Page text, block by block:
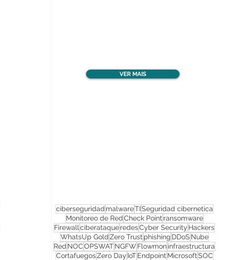
ciberseguridad malwareTISeguridad cibernetica
Monitoreo de RedCheck Point ransomware
Firewall ciberataqueredesCyber Security Hackers
WhatsUp GoldZero Trust phishing DDoS Nube
Red NOCOPSWATNGFWFlowmoninfraestructura
CortafuegosZero Day IoT Endpoint MicrosoftSOC
VER MAIS